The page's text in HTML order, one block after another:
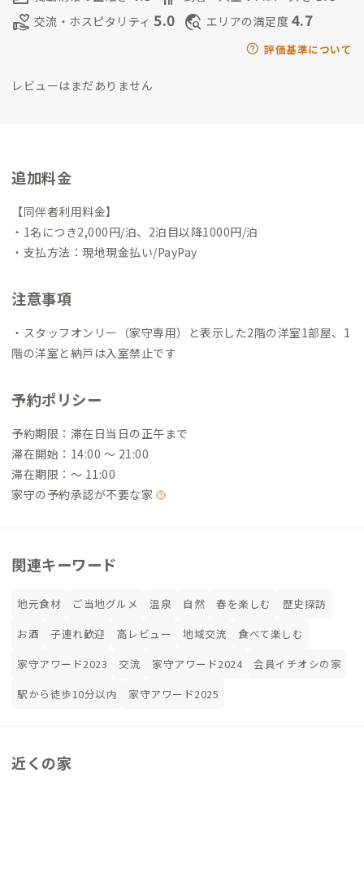
伊賀人とのご縁紡ぎオープン前にDIY師匠を探す中、クルマで15
分の地に奈良から移住し古民家再生中の方に出会え、以来ご縁
すると古民家暮らしやDIY好きの方とご縁
民家ネットワーク」ができています。
ただきながらの活動は、20代も参加する地域団体「いがグラフ
ィー」で焦らずボチボチと若者にも継承していきます。
ga.localgraphy.jp/
3年目！お城・忍者だけでなく、おもろいヒトに興味があれば、
伊賀人ツアーご一緒します！https://www.iga-guide.com/sho
volunteer_activism 交流・ホスピタリティ 5.0 travel_explore エリアの満足度 4.7
評価基準について
レビューはまだありません
追加料金
【同伴者利用料金】
・1名につき2,000円/泊、2泊目以降1000円/泊
・支払方法：現地現金払い/PayPay
注意事項
・スタッフオンリー（家守専用）と表示した2階の洋室1部屋、1
階の洋室と納戸は入室禁止です
予約ポリシー
予約期限：滞在日当日の正午まで
滞在開始：14:00 〜 21:00
滞在期限：〜 11:00
家守の予約承認が不要な家
関連キーワード
地元食材 ご当地グルメ 温泉 自然 春を楽しむ
歴史探訪
お酒
子連れ歓迎 高レビュー 地域交流
食べて楽しむ
家守アワード2023
交流 家守アワード2024
会員イチオシの家
駅から徒歩10分以内
家守アワード2025
近くの家